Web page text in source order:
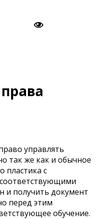
управлять
так же как и обычное
пластика с
и получить документ
перед этим
обучение.